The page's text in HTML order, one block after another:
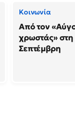
Κοινωνία
Από τον
χρωστάς»
Σεπτέμβρη